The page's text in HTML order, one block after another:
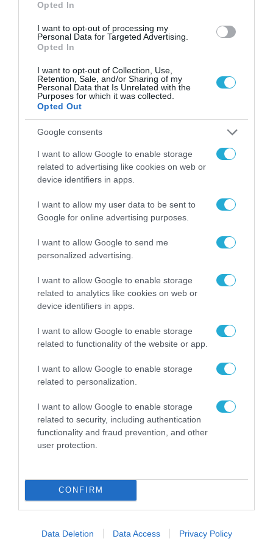
Opted In
I want to opt-out of processing my
Personal Data for Targeted Advertising.
Opted In
I want to opt-out of Collection, Use,
Retention, Sale, and/or Sharing of my
Personal Data that Is Unrelated with the
Purposes for which it was collected.
Opted Out
Google consents
I want to allow Google to enable storage
related to advertising like cookies on web or
device identifiers in apps.
I want to allow my user data to be sent to
Google for online advertising purposes.
I want to allow Google to send me
personalized advertising.
I want to allow Google to enable storage
related to analytics like cookies on web or
device identifiers in apps.
I want to allow Google to enable storage
related to functionality of the website or app.
I want to allow Google to enable storage
related to personalization.
I want to allow Google to enable storage
related to security, including authentication
functionality and fraud prevention, and other
user protection.
CONFIRM
Data Deletion Data Access Privacy Policy
Η πιο ταξιδιάρικη
βαλίτσα του φετινού
καλοκαιριού έχει την
ΟΛΗ Η ΡΟΗ ΕΙΔΗΣΕΩΝ
ΕΡΓΑ - ΕΓΚΑΤΑΣΤΑΣΕΙΣ
ΕΡΓΑ - ΕΓΚΑΤΑΣΤΑΣΕΙΣ
ΕΚΤΕΡ: Επένδυση 53,3 εκατ. ευρώ στις
23.07.2026